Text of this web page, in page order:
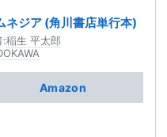
ネジア (角川書店単行本)
:稲生 平太郎
Amazon